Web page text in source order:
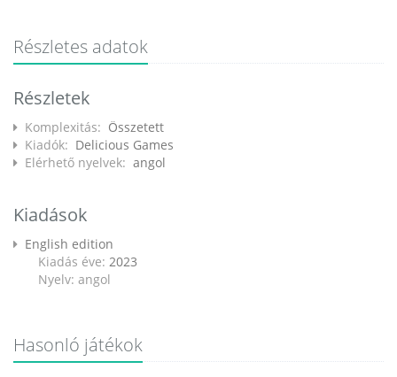
Részletes adatok
Részletek
Komplexitás: Összetett
Kiadók: Delicious Games
Elérhető nyelvek: angol
Kiadások
English edition
Kiadás éve: 2023
Nyelv: angol
Hasonló játékok